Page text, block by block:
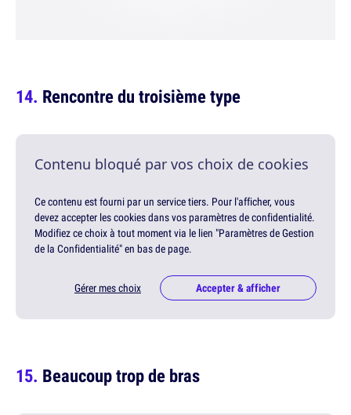
Rencontre du troisième type
Contenu bloqué par vos choix de cookies
Ce contenu est fourni par un service tiers. Pour l'afficher, vous
devez accepter les cookies dans vos paramètres de confidentialité.
Modifiez ce choix à tout moment via le lien "Paramètres de Gestion
de la Confidentialité" en bas de page.
Gérer mes choix Accepter & afficher
Beaucoup trop de bras